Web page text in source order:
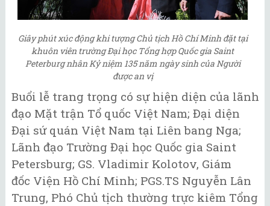
Giây phút xúc động khi tượng Chủ tịch Hồ Chí Minh đặt tại
khuôn viên trường Đại học Tổng hợp Quốc gia Saint
Peterburg nhân Kỷ niệm 135 năm ngày sinh của Người
được an vị
Buổi lễ trang trọng có sự hiện diện của lãnh
đạo Mặt trận Tổ quốc Việt Nam; Đại diện
Đại sứ quán Việt Nam tại Liên bang Nga;
Lãnh đạo Trường Đại học Quốc gia Saint
Petersburg; GS. Vladimir Kolotov, Giám
đốc Viện Hồ Chí Minh; PGS.TS Nguyễn Lân
Trung, Phó Chủ tịch thường trực kiêm Tổng